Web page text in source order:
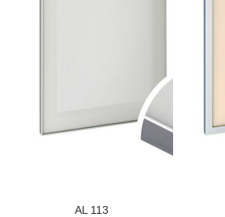
AL 113